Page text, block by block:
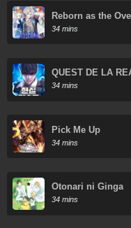
Reborn as the
34 mins
QUEST DE LA
34 mins
Pick Me Up
34 mins
Otonari ni Ginga
34 mins